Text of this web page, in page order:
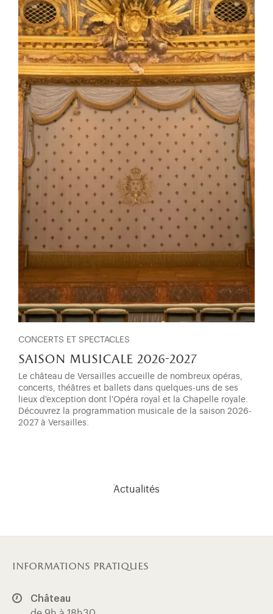
CONCERTS ET SPECTACLES
saison musicale 2026-2027
Le château de Versailles accueille de nombreux opéras,
concerts, théâtres et ballets dans quelques-uns de ses
lieux d'exception dont l'Opéra royal et la Chapelle royale.
Découvrez la programmation musicale de la saison 2026-
2027 à Versailles.
Actualités
informations pratiques
Château